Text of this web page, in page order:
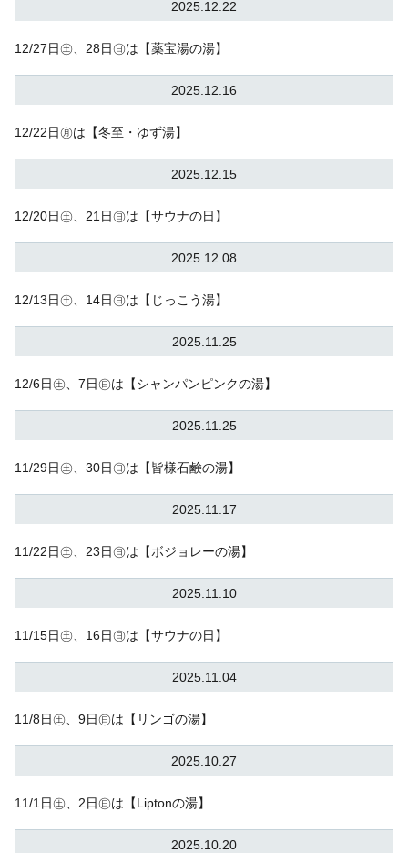
2025.12.22
12/27日㊏、28日㊐は【薬宝湯の湯】
2025.12.16
12/22日㊊は【冬至・ゆず湯】
2025.12.15
12/20日㊏、21日㊐は【サウナの日】
2025.12.08
12/13日㊏、14日㊐は【じっこう湯】
2025.11.25
12/6日㊏、7日㊐は【シャンパンピンクの湯】
2025.11.25
11/29日㊏、30日㊐は【皆様石鹸の湯】
2025.11.17
11/22日㊏、23日㊐は【ボジョレーの湯】
2025.11.10
11/15日㊏、16日㊐は【サウナの日】
2025.11.04
11/8日㊏、9日㊐は【リンゴの湯】
2025.10.27
11/1日㊏、2日㊐は【Liptonの湯】
2025.10.20